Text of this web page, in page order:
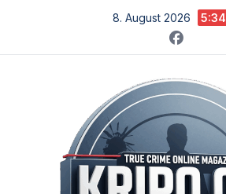
springen
8. August 2026 5:34